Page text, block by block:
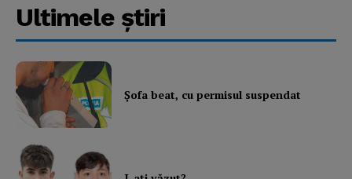
Ultimele ştiri
Şofa beat, cu permisul suspendat